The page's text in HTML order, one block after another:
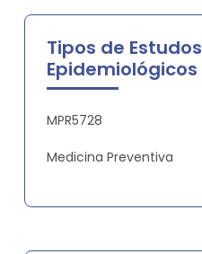
Tipos de Estudos
Epidemiológicos
MPR5728
Medicina Preventiva